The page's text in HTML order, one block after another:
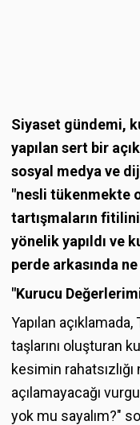
Siyaset gündemi,
yapılan sert bir
sosyal medya ve
"nesli tükenmekte
tartışmaların
yönelik yapıldı ve
perde arkasında
"Kurucu
Yapılan
taşlarını oluşturan
kesimin
açılamayacağı
yok mu sayalım?"